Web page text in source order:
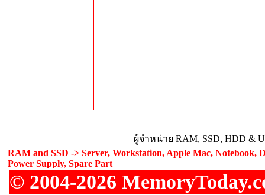
ผู้จำหน่าย RAM, SSD, HDD &
RAM and SSD -> Server, Workstation, Apple Mac, Notebook,
Power Supply, Spare Part
© 2004-2026